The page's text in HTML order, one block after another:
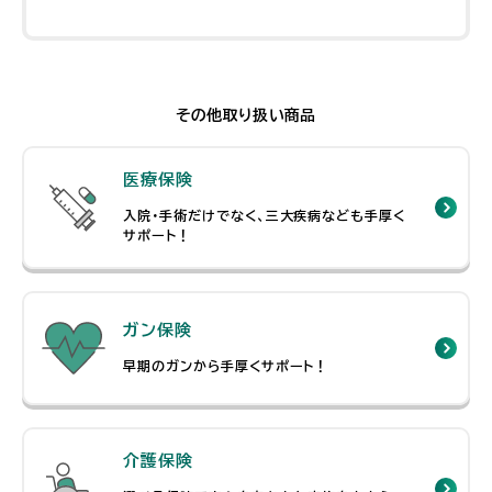
その他取り扱い商品
医療保険
入院・手術だけでなく、三大疾病なども手厚く
サポート！
ガン保険
早期のガンから手厚くサポート！
介護保険